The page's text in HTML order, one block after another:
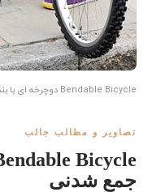
Bendable Bicycle دوچرخه ای با بنده جمع شدنی
تصاویر و مطالب جالب
جمع شدنی